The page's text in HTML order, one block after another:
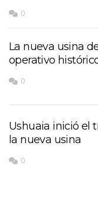
0
La nueva usina
operativo
0
Ushuaia inició el
la nueva usina
0